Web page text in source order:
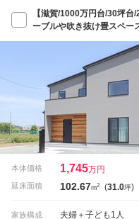
【滋賀/1000万円台/30坪
ーブルや吹き抜け畳スペー
本体価格 1,745万円
延床面積 102.67m2 (31.0坪)
家族構成 夫婦＋子ども1人